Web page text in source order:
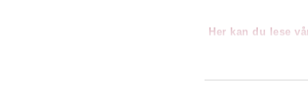
Her kan du lese
ordre@bergeneholm.no